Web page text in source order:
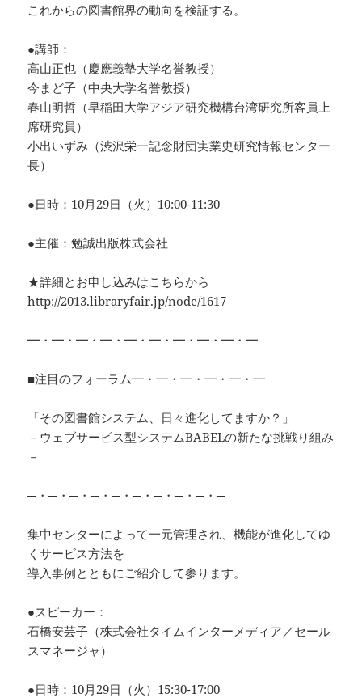
これからの図書館界の動向を検証する。
●講師：
高山正也（慶應義塾大学名誉教授）
今まど子（中央大学名誉教授）
春山明哲（早稲田大学アジア研究機構台湾研究所客員上
席研究員）
小出いずみ（渋沢栄一記念財団実業史研究情報センター
長）
●日時：10月29日（火）10:00-11:30
●主催：勉誠出版株式会社
★詳細とお申し込みはこちらから
http://2013.libraryfair.jp/node/1617
━・━・━・━・━・━・━・━・━・━
■注目のフォーラム━・━・━・━・━・━
「その図書館システム、日々進化してますか？」
－ウェブサービス型システムBABELの新たな挑戦り組み
－
─・─・─・─・─・─・─・─・─・─
集中センターによって一元管理され、機能が進化してゆ
くサービス方法を
導入事例とともにご紹介して参ります。
●スピーカー：
石橋安芸子（株式会社タイムインターメディア／セール
スマネージャ）
●日時：10月29日（火）15:30-17:00